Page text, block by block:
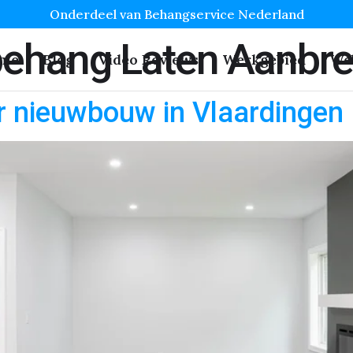
Onderdeel van Behangservice Nederland
Blog Video Reviews Werkgebied
Laten
nieuwbouw in Vlaardingen